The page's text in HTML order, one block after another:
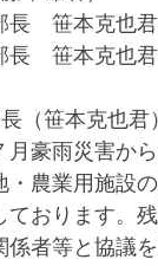
　笹本克也君
長　笹本克也君
（笹本克也君
豪雨災害から
農業用施設
ております。
係者等と協議